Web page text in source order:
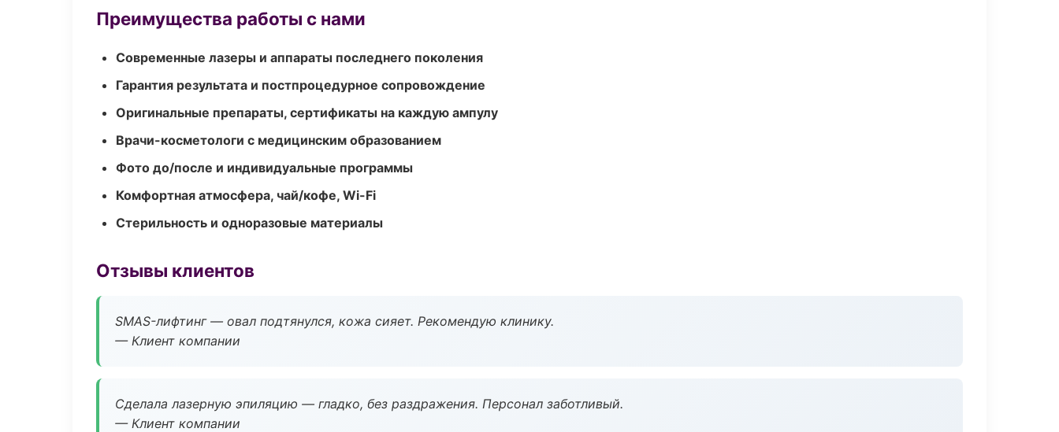
Преимущества работы с нами
Современные лазеры и аппараты последнего поколения
Гарантия результата и постпроцедурное сопровождение
Оригинальные препараты, сертификаты на каждую ампулу
Врачи-косметологи с медицинским образованием
Фото до/после и индивидуальные программы
Комфортная атмосфера, чай/кофе, Wi-Fi
Стерильность и одноразовые материалы
Отзывы клиентов
SMAS-лифтинг — овал подтянулся, кожа сияет. Рекомендую клинику.
— Клиент компании
Сделала лазерную эпиляцию — гладко, без раздражения. Персонал заботливый.
— Клиент компании